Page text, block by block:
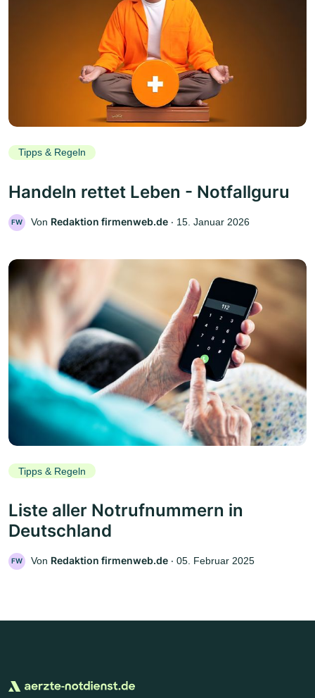
Tipps & Regeln
Handeln rettet Leben - Notfallguru
FW Von Redaktion firmenweb.de ‧ 15. Januar 2026
Tipps & Regeln
Liste aller Notrufnummern in
Deutschland
FW Von Redaktion firmenweb.de ‧ 05. Februar 2025